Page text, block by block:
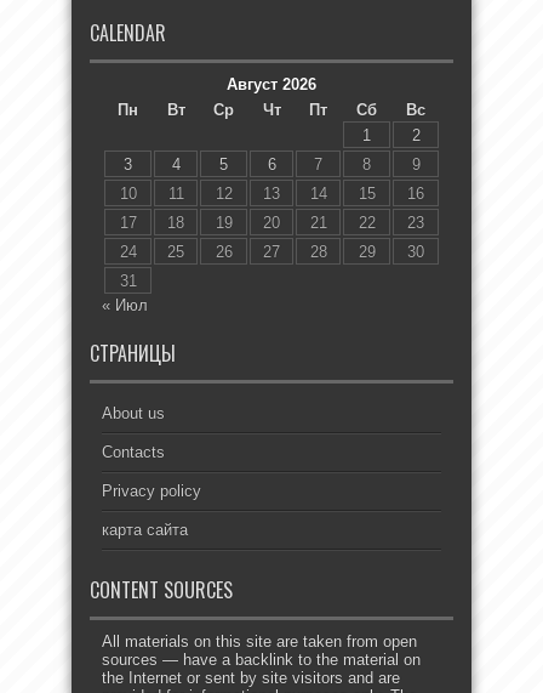
CALENDAR
Август 2026
Пн
Вт Ср Чт Пт Сб
Вс
1
2
3
4 5 6 7 8
9
10
11 12 13 14 15
16
17
18 19 20 21 22
23
24
25 26 27 28 29
30
31
« Июл
СТРАНИЦЫ
About us
Contacts
Privacy policy
карта сайта
CONTENT SOURCES
All materials on this site are taken from open
sources — have a backlink to the material on
the Internet or sent by site visitors and are